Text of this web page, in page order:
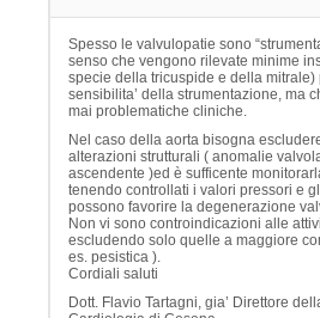
Spesso le valvulopatie sono
senso che vengono rilevate minime
specie della tricuspide e della mitrale)
sensibilita’ della strumentazione, ma
mai problematiche cliniche.
Nel caso della aorta bisogna
alterazioni strutturali ( anomalie
ascendente )ed è sufficente
tenendo controllati i valori pressori e
possono favorire la degenerazione
Non vi sono controindicazioni alle
escludendo solo quelle a maggiore
es. pesistica ).
Cordiali saluti
Dott. Flavio Tartagni, gia’ Direttore